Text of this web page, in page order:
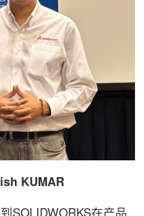
KUMAR
SOLIDWORKS在产品